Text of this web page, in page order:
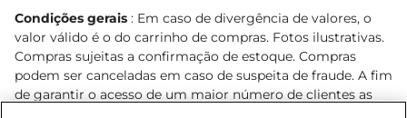
Condições gerais : Em caso de divergência de valores, o
valor válido é o do carrinho de compras. Fotos ilustrativas.
Compras sujeitas a confirmação de estoque. Compras
podem ser canceladas em caso de suspeita de fraude. A fim
de garantir o acesso de um maior número de clientes as